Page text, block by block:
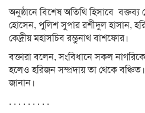
অনুষ্ঠানে বিশেষ অতিথি হিসাবে বক্তব্য
হোসেন, পুলিশ সুপার রশীদুল হাসান,
কেদ্রীয় মহাসচিব রম্ভুনাথ বাশফোর।
বক্তারা বলেন, সংবিধানে সকল
হলেও হরিজন সম্প্রদায় তা থেকে
জানান।
. . . . . . . . .